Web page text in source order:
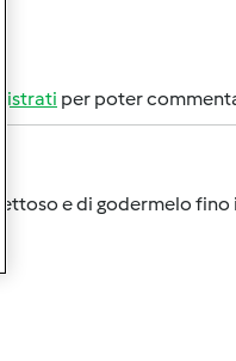
per poter
e di godermelo fino